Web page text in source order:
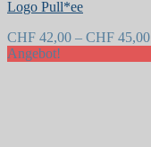
Logo Pull*ee
CHF 42,00 – CHF 45,00
Angebot!